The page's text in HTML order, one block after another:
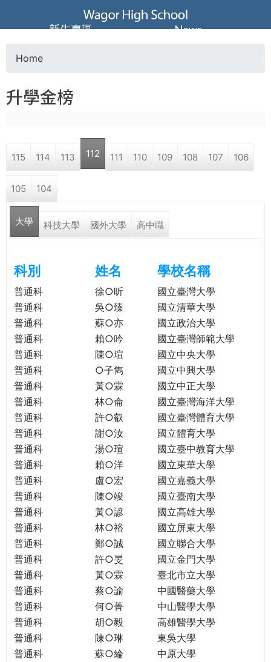
Jump to navigation
葳
格
高
學
格。
民。
WAGOR
TODAY
THE
WORLD
TOMORROW
PUTTING
YOU
THE
PATH
o
a
r
e
e
r
e
Home
升學金榜
115 114 113 112 111 110 109 108 107 106
105 104
大學 科技大學 國外大學 高中職
科別 姓名 學校名稱
普通科 徐○昕
國立臺灣大學
普通科
吳○臻
國立清華大學
普通科
蘇○亦
國立政治大學
普通科
賴○吟
國立臺灣師範大學
普通科
陳○瑄
國立中央大學
普通科
○子雋
國立中興大學
普通科
黃○霖
國立中正大學
普通科
林○侖
國立臺灣海洋大學
普通科
許○叡
國立臺灣體育大學
普通科
謝○汝
國立體育大學
普通科
湯○瑄
國立臺中教育大學
普通科
賴○洋
國立東華大學
普通科
盧○宏
國立嘉義大學
普通科
陳○竣
國立臺南大學
普通科
黃○諺
國立高雄大學
普通科
林○裕
國立屏東大學
普通科
鄭○誠
國立聯合大學
普通科
許○旻
國立金門大學
普通科
黃○霖
臺北市立大學
普通科
蔡○諭
中國醫藥大學
普通科
何○菁
中山醫學大學
普通科
胡○毅
高雄醫學大學
普通科
陳○琳
東吳大學
普通科
蘇○綸
中原大學
新生專區 News